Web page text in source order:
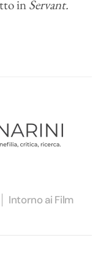
inServant.
Intorno ai Film